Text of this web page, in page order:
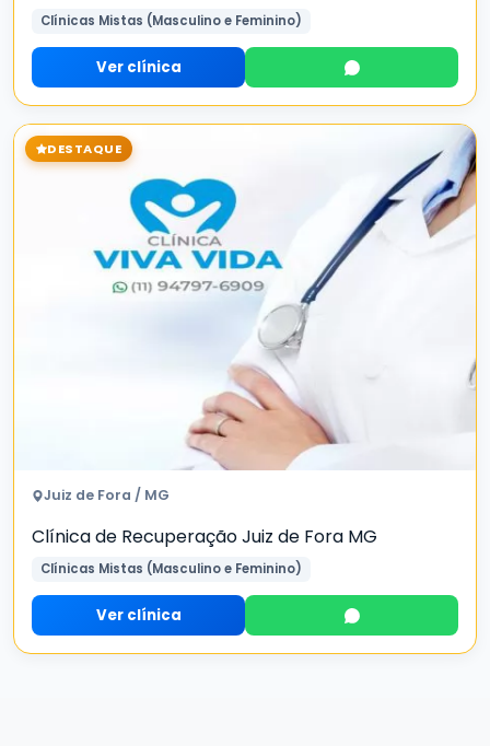
Clínicas Mistas (Masculino e Feminino)
Ver clínica
DESTAQUE
Juiz de Fora / MG
Clínica de Recuperação Juiz de Fora MG
Clínicas Mistas (Masculino e Feminino)
Ver clínica